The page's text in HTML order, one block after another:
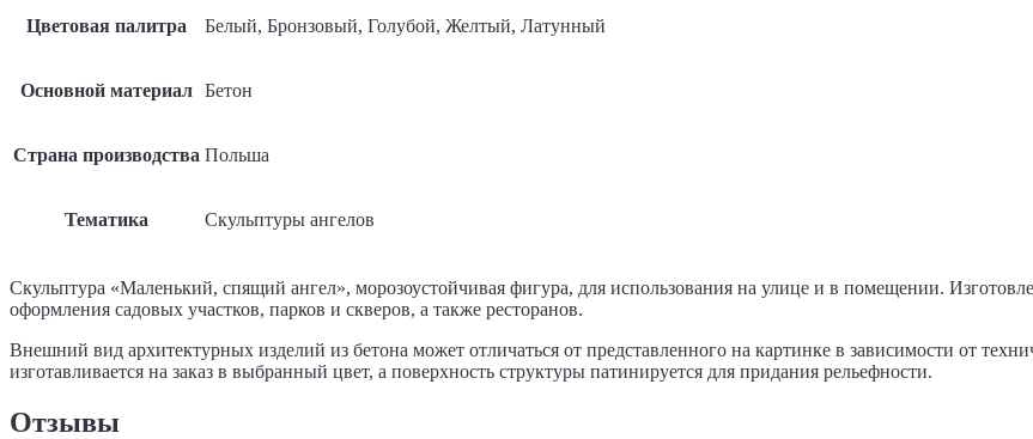
Цветовая палитра Белый, Бронзовый, Голубой, Желтый, Латунный
Основной материал Бетон
Страна производства Польша
Тематика Скульптуры ангелов
Скульптура «Маленький, спящий ангел», морозоустойчивая фигура, для использования на улице и в помещении.
оформления садовых участков, парков и скверов, а также ресторанов.
Внешний вид архитектурных изделий из бетона может отличаться от представленного на картинке в зависимости от
изготавливается на заказ в выбранный цвет, а поверхность структуры патинируется для придания рельефности.
Отзывы